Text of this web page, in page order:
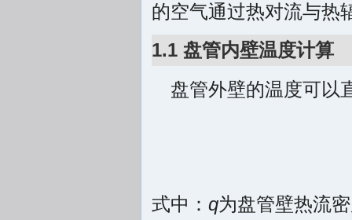
的空气通过热对流与热
1.1 盘管内壁温度计算
盘管外壁的温度可以
式中： q为盘管壁热流